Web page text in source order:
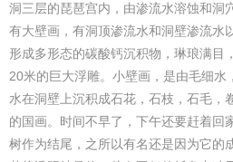
洞三层的琵琶宫内，由渗流水溶蚀和洞
有大壁画，有洞顶渗流水和洞壁渗流水
形成多形态的碳酸钙沉积物，琳琅满目
20米的巨大浮雕。小壁画，是由毛细水
水在洞壁上沉积成石花，石枝，石毛，
的国画。时间不早了，下午还要赶着回
树作为结尾，之所以有名还是因为它的